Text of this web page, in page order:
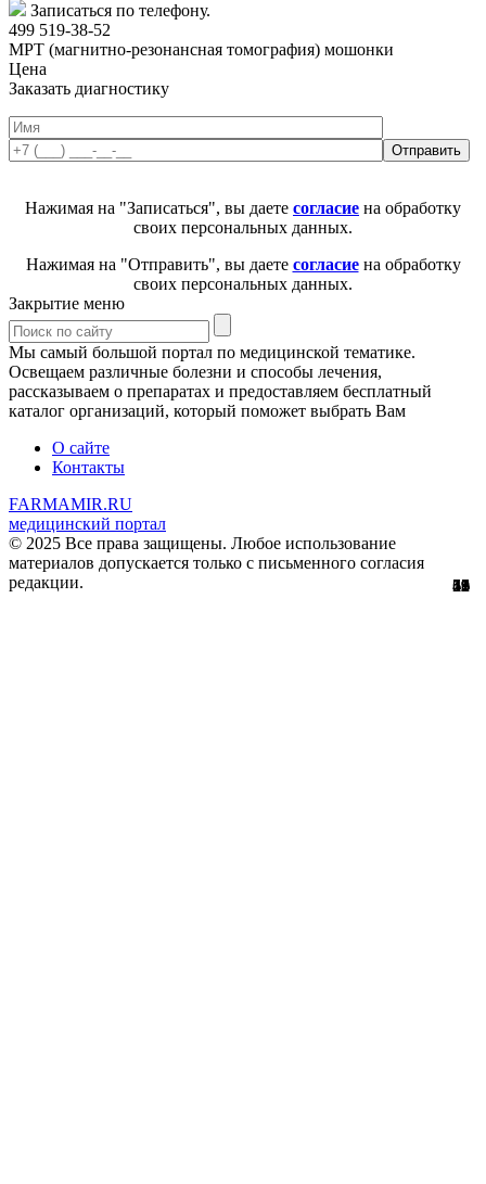
1
5
1
15
2
11
51
56
1
29
61
3
9
12
8
45
Записаться по телефону.
499 519-38-52
МРТ (магнитно-резонансная томография) мошонки
Цена
Заказать диагностику
Нажимая на "Записаться", вы даете согласие на обработку
своих персональных данных.
Нажимая на "Отправить", вы даете согласиена обработку
своих персональных данных.
Закрытие меню
Мы самый большой портал по медицинской тематике.
Освещаем различные болезни и способы лечения,
рассказываем о препаратах и предоставляем бесплатный
каталог организаций, который поможет выбрать Вам
О сайте
Контакты
FARMAMIR.RU
медицинский портал
© 2025 Все права защищены. Любое использование
материалов допускается только с письменного согласия
редакции.